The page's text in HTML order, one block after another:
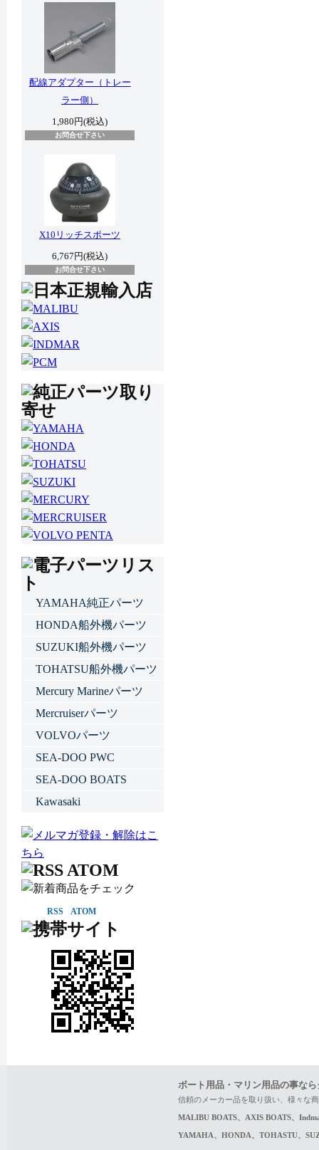
配線アダプター（トレー
ラー側）
1,980円(税込)
お問合せ下さい
X10リッチスポーツ
6,767円(税込)
お問合せ下さい
YAMAHA純正パーツ
HONDA船外機パーツ
SUZUKI船外機パーツ
TOHATSU船外機パーツ
Mercury Marineパーツ
Mercruiserパーツ
VOLVOパーツ
SEA-DOO PWC
SEA-DOO BOATS
Kawasaki
RSS ATOM
ボート用品・マリン用品の事な
信頼のメーカー品を取り扱い、様々な
MALIBU BOATS、AXIS BOATS、
YAMAHA、HONDA、TOHASTU、